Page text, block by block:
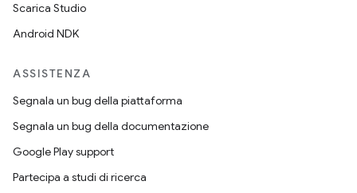
Scarica Studio
Android NDK
ASSISTENZA
Segnala un bug della piattaforma
Segnala un bug della documentazione
Google Play support
Partecipa a studi di ricerca